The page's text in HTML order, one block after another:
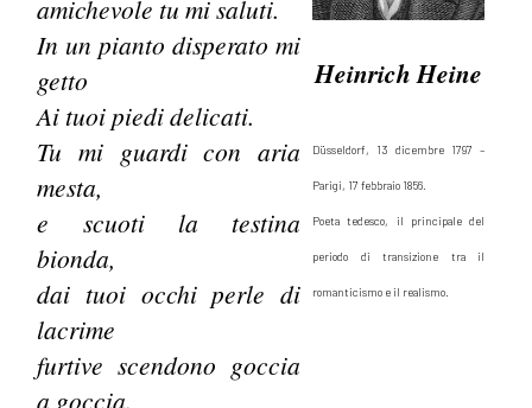
amichevole tu mi saluti.
In un pianto disperato mi
getto
Ai tuoi piedi delicati.
Tu mi guardi con aria
mesta,
e scuoti la testina
bionda,
dai tuoi occhi perle di
lacrime
furtive scendono goccia
a goccia.
Heinrich Heine
Düsseldorf, 13 dicembre 1797 –
Parigi, 17 febbraio 1856.
Poeta tedesco, il principale del
periodo di transizione tra il
romanticismo e il realismo.